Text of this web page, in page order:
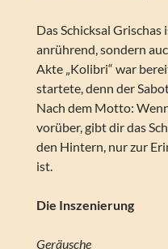
Das Schicksal
anrührend, sondern
Akte „Kolibri“ war
startete, denn der
Nach dem Motto:
vorüber, gibt dir das
den Hintern, nur zur
ist.
Die Inszenierung
Geräusche